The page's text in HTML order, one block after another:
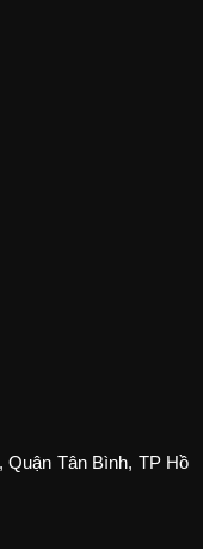
Quận Tân Bình, TP Hồ